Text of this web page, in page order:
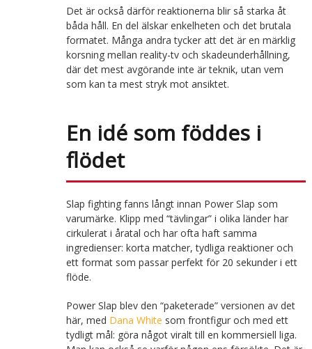
Det är också därför reaktionerna blir så starka åt
båda håll. En del älskar enkelheten och det brutala
formatet. Många andra tycker att det är en märklig
korsning mellan reality-tv och skadeunderhållning,
där det mest avgörande inte är teknik, utan vem
som kan ta mest stryk mot ansiktet.
En idé som föddes i
flödet
Slap fighting fanns långt innan Power Slap som
varumärke. Klipp med “tävlingar” i olika länder har
cirkulerat i åratal och har ofta haft samma
ingredienser: korta matcher, tydliga reaktioner och
ett format som passar perfekt för 20 sekunder i ett
flöde.
Power Slap blev den “paketerade” versionen av det
här, med Dana White som frontfigur och med ett
tydligt mål: göra något viralt till en kommersiell liga.